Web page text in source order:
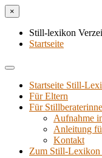
×
Still-lexikon
Startseite
Startseite Still-
Für Eltern
Für
Aufnahme
Anlei­tung
Kon­takt
Zum Still-Lexikon